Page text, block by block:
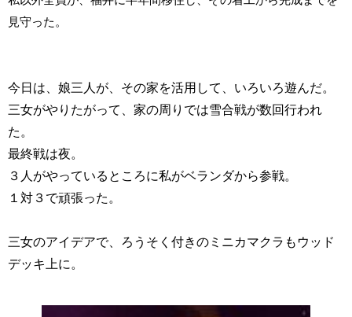
見守った。
今日は、娘三人が、その家を活用して、いろいろ遊んだ。
三女がやりたがって、家の周りでは雪合戦が数回行われ
た。
最終戦は夜。
３人がやっているところに私がベランダから参戦。
１対３で頑張った。
三女のアイデアで、ろうそく付きのミニカマクラもウッド
デッキ上に。